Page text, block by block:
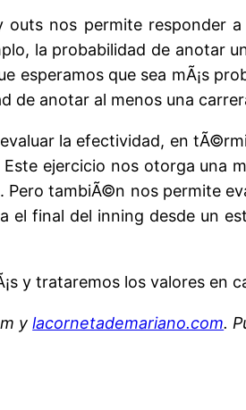
nos permite responder
la probabilidad de anotar
esperamos que sea mÃ¡s
de anotar al menos una
la efectividad, en
ejercicio nos otorga una
tambiÃ©n nos permite
el final del inning desde un
y trataremos los valores en
ylacornetademariano.com.